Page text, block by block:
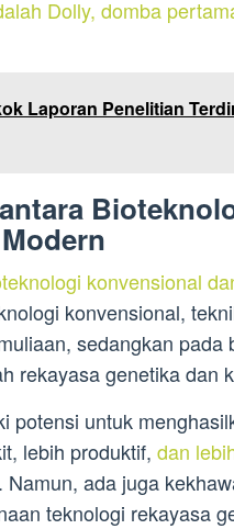
Dolly, domba
Laporan Penelitian
konvensional
konvensional,
sedangkan pada
rekayasa genetika dan
potensi untuk
lebih produktif, dan
. Namun, ada juga
teknologi rekayasa